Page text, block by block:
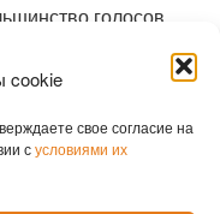
cookie
свое согласие на
сусловиями их
голосов
вели
В этом